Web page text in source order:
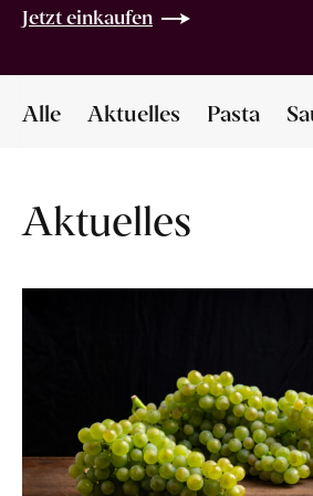
Jetzt einkaufen
Alle Aktuelles Pasta
Aktuelles